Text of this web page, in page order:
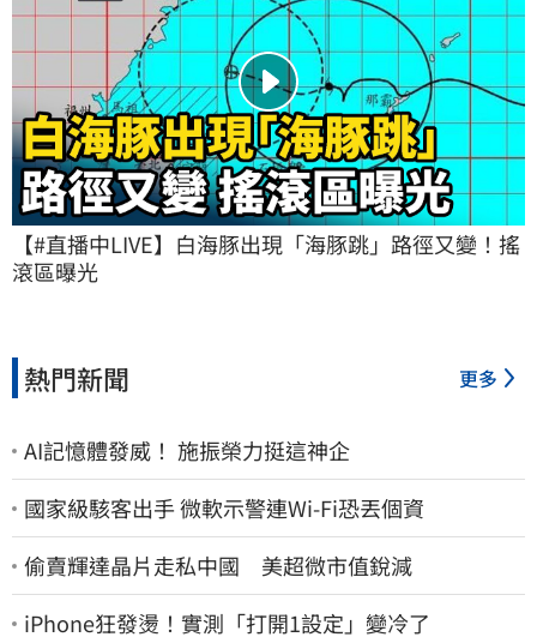
【#直播中LIVE】白海豚出現「海豚跳」路徑又變！搖
滾區曝光
熱門新聞 更多
AI記憶體發威！ 施振榮力挺這神企
國家級駭客出手 微軟示警連Wi-Fi恐丟個資
偷賣輝達晶片走私中國 美超微市值銳減
iPhone狂發燙！實測「打開1設定」變冷了